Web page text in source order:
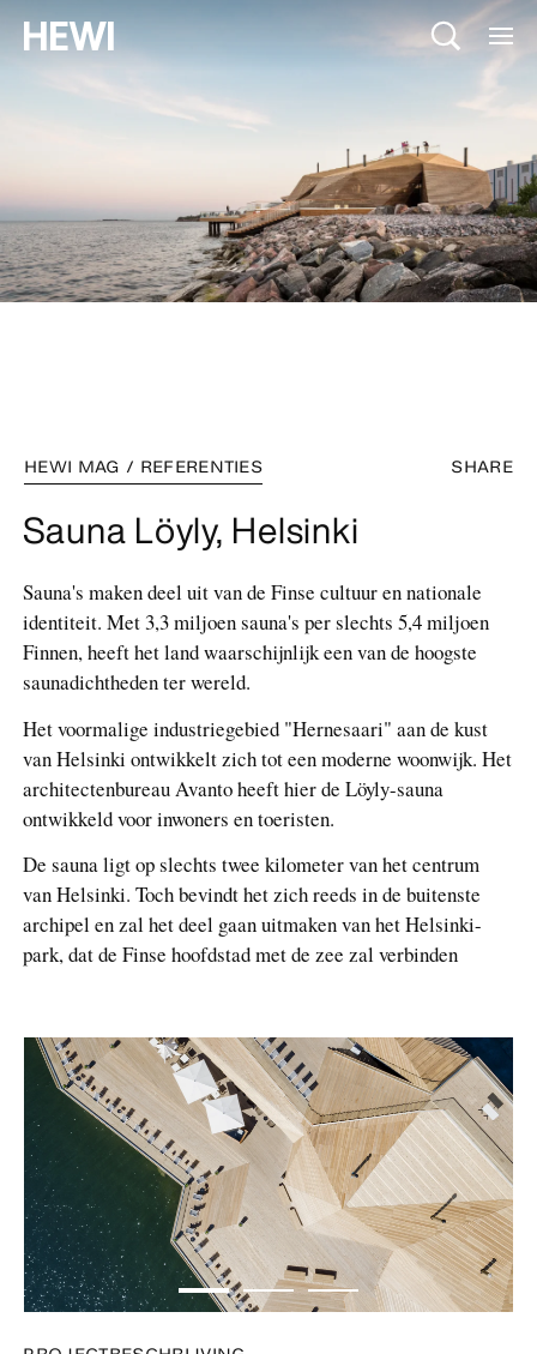
SHARE
HEWI MAG / REFERENTIES
Sauna Löyly, Helsinki
Sauna's maken deel uit van de Finse cultuur en nationale
identiteit. Met 3,3 miljoen sauna's per slechts 5,4 miljoen
Finnen, heeft het land waarschijnlijk een van de hoogste
saunadichtheden ter wereld.
Het voormalige industriegebied "Hernesaari" aan de kust
van Helsinki ontwikkelt zich tot een moderne woonwijk. Het
architectenbureau Avanto heeft hier de Löyly-sauna
ontwikkeld voor inwoners en toeristen.
De sauna ligt op slechts twee kilometer van het centrum
van Helsinki. Toch bevindt het zich reeds in de buitenste
archipel en zal het deel gaan uitmaken van het Helsinki-
park, dat de Finse hoofdstad met de zee zal verbinden